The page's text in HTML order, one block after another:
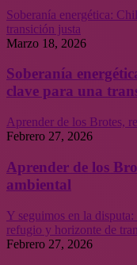
Soberanía energética:
transición justa
Marzo 18, 2026
Soberanía
clave para una
Aprender de los Brotes,
Febrero 27, 2026
Aprender de los
ambiental
Y seguimos en la
refugio y horizonte de
Febrero 27, 2026